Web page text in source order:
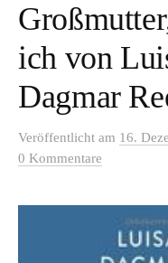
ich von
Dagmar
Veröffentlicht am 16.
0 Kommentare